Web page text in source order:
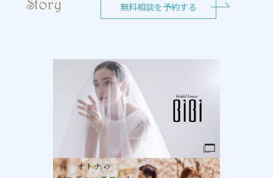
無料相談を予約する